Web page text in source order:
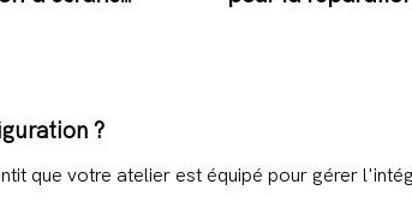
?
que votre atelier est équipé pour gérer